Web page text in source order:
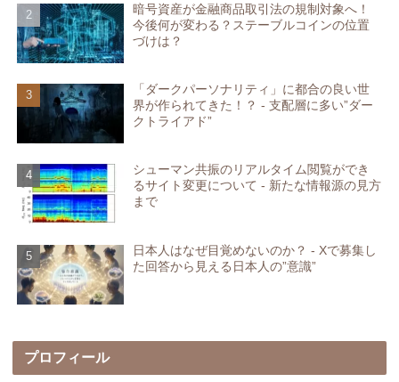
暗号資産が金融商品取引法の規制対象へ！
今後何が変わる？ステーブルコインの位置
づけは？
「ダークパーソナリティ」に都合の良い世
界が作られてきた！？ - 支配層に多い”ダー
クトライアド”
シューマン共振のリアルタイム閲覧ができ
るサイト変更について - 新たな情報源の見方
まで
日本人はなぜ目覚めないのか？ - Xで募集し
た回答から見える日本人の”意識”
プロフィール